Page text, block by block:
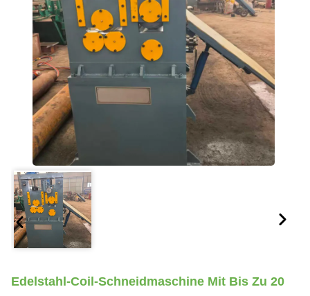
Edelstahl-Coil-Schneidmaschine Mit Bis Zu 20